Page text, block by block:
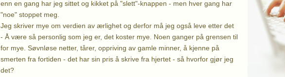
enn en gang har jeg sittet og kikket på "slett"-knappen - men hver gang har
"noe" stoppet meg.
Jeg skriver mye om verdien av ærlighet og derfor må jeg også leve etter det
- Å være så personlig som jeg er, det koster mye. Noen ganger på grensen til
for mye. Søvnløse netter, tårer, oppriving av gamle minner, å kjenne på
smerten fra fortiden - det har sin pris å skrive fra hjertet - så hvorfor gjør jeg
det?